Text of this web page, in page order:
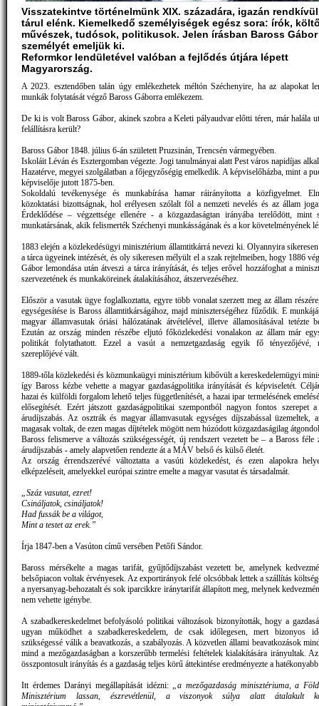
Visszatekintve történelmünk XIX. századára, igazán
tárul elénk. Kiemelkedő személyiségek egész sora: írók,
művészek, tudósok, politikusok. Jelen írásban Baross Gábor
személyét emeljük ki.
Reformkor lendületével valóban a fejlődés útjára lépett
Magyarország.
A 2023. esztendőben talán úgy emlékezhetek méltón Széchenyire, ha az alapokat
munkák folytatását végző Baross Gáborra emlékezem.
De ki is volt Baross Gábor, akinek szobra a Keleti pályaudvar előtti téren, már halála
felállításra került?
Baross Gábor 1848. július 6-án született Pruzsinán, Trencsén vármegyében.
Iskoláit Léván és Esztergomban végezte. Jogi tanulmányai alatt Pest város napidíjas
Hazatérve, megyei szolgálatban a főjegyzőségig emelkedik. A képviselőházba, mint a
képviselője jutott 1875-ben.
Sokoldalú tevékenysége és munkabírása hamar ráirányította a közfigyelmet.
közoktatási bizottságnak, hol erélyesen szólalt föl a nemzeti nevelés és az állam
Érdeklődése – végzettsége ellenére - a közgazdaságtan irányába terelődött,
munkatársának, akik felismerték Széchenyi munkásságának és a kor követelményének
1883 elején a közlekedésügyi minisztérium államtitkárrá nevezi ki. Olyannyira
a tárca ügyeinek intézését, és oly sikeresen mélyült el a szak rejtelmeiben, hogy 1886
Gábor lemondása után átveszi a tárca irányítását, és teljes erővel hozzáfoghat a
szervezetének és munkaköreinek átalakításához, átszervezéséhez.
Először a vasutak ügye foglalkoztatta, egyre több vonalat szerzett meg az állam
egységesítése is Baross államtitkárságához, majd miniszterségéhez fűződik. E
magyar államvasutak óriási hálózatának átvételével, illetve államosításával tetézte
Ezután az ország minden részébe eljutó főközlekedési vonalakon az állam már
politikát folytathatott. Ezzel a vasút a nemzetgazdaság egyik fő tényezőjévé,
szereplőjévé vált.
1889-tőla közlekedési és közmunkaügyi minisztérium kibővült a kereskedelemügyi
így Baross kézbe vehette a magyar gazdaságpolitika irányítását és képviseletét.
hazai és külföldi forgalom lehető teljes függetlenítését, a hazai ipar termelésének
elősegítését. Ezért játszott gazdaságpolitikai szempontból nagyon fontos szerepet
árudíjszabás. Az osztrák és magyar államvasutak egységes díjszabással üzemeltek,
magasak voltak, de ezen magas díjtételek mögött nem húzódott közgazdaságilag
Baross felismerve a változás szükségességét, új rendszert vezetett be – a Baross féle
árudíjszabás - amely alapvetően rendezte át a MÁV belső és külső életét.
Az ország érrendszerévé változtatta a vasúti közlekedést, és ezen alapokra
elképzeléseit, amelyekkel európai szintre emelte a magyar vasutat és társadalmát.
„Száz vasutat, ezret!
Csináljatok, csináljatok!
Had fussák be a világot,
Mint a testet az erek.”
Írja 1847-ben a Vasúton című versében Petőfi Sándor.
Baross mérsékelte a magas tarifát, gyűjtődíjszabást vezetett be, amelynek
belsőpiacon voltak érvényesek. Az exportirányok felé olcsóbbak lettek a szállítás
a nyersanyag-behozatalt és sok iparcikkre iránytarifát állapított meg, melynek
nem vehette igénybe.
A szabadkereskedelmet befolyásoló politikai változások bizonyították, hogy a
ugyan működhet a szabadkereskedelem, de csak időlegesen, mert bizonyos
szükségessé válik a beavatkozás, a szabályozás. A közvetlen állami beavatkozások
mind a mezőgazdaságban a korszerűbb termelési feltételek kialakítására irányultak.
összpontosult irányítás és a gazdaság teljes körű áttekintése eredményezte a
Itt érdemes Darányi megállapítását idézni: „a mezőgazdaság minisztériuma, a
Minisztérium lassan, észrevétlenül, a viszonyok súlya alatt átalakult